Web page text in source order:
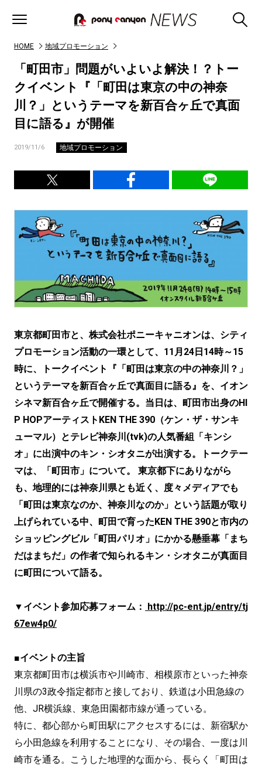
HOME 地域プロモーション
「町田市」問題がいよいよ解決！？トー
クイベント『「町田は東京の中の神奈
川？」というテーマを新百合ヶ丘で真面
目に語る』が開催
2019/11/6 地域プロモーション
東京都町田市と、株式会社ポニーキャニオンは、シティ
プロモーション活動の一環として、11月24日14時～15
時に、トークイベント『「町田は東京の中の神奈川？」
というテーマを新百合ヶ丘で真面目に語る』を、イオン
シネマ新百合ヶ丘で開催する。当日は、町田市出身のHI
P HOPアーティストKEN THE 390（ケン・ザ・サンキ
ューマル）とテレビ神奈川(tvk)の人気番組「キンシ
オ」に出演中のキン・シオタニが出演する。トークテー
マは、「町田市」について。 東京都下にありながら
も、地理的には神奈川県とも近く、度々メディアでも
「町田は東京なのか、神奈川なのか」という話題が取り
上げられている中、町田で育ったKEN THE 390と市内の
ショッピングビル「町田パリオ」にかかる懸垂幕「まち
だはまちだ」の作者で知られるキン・シオタニが真面目
に町田について語る。
▼イベント参加応募フォーム： http://pc-ent.jp/entry/tj
67ew4p0/
■イベントの主旨
東京都町田市は横浜市や川崎市、相模原市といった神奈
川県の3政令指定都市と接しており、鉄道は小田急線の
他、JR横浜線、東急田園都市線が通っている。
特に、都心部から町田駅にアクセスするには、新宿駅か
ら小田急線を利用することになり、その場合、一度は川
崎市を通る。こうした地理的な面から、長らく「町田は